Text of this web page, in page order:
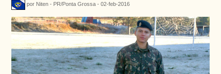
por Niten - PR/Ponta Grossa - 02-feb-2016